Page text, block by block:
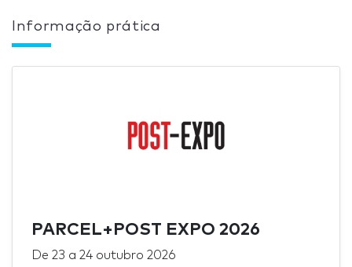
Informação prática
PARCEL+POST EXPO 2026
De 23 a 24 outubro 2026